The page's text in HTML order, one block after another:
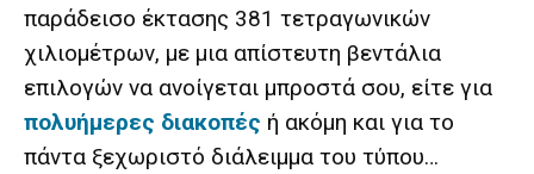
παράδεισο έκτασης 381 τετραγωνικών
χιλιομέτρων, με μια απίστευτη βεντάλια
επιλογών να ανοίγεται μπροστά σου, είτε για
πολυήμερες διακοπές ή ακόμη και για το
πάντα ξεχωριστό διάλειμμα του τύπου…